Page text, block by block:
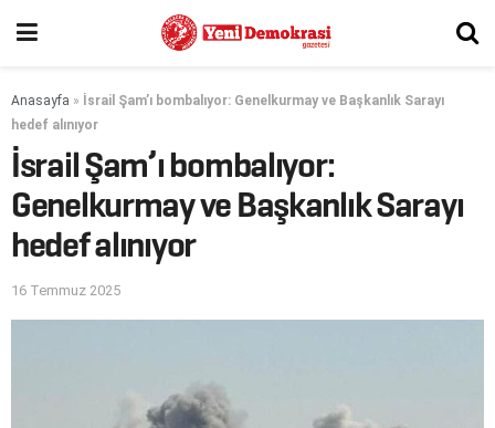
Anasayfa »
İsrail Şam’ı bombalıyor: Genelkurmay ve Başkanlık Sarayı
hedef alınıyor
İsrail Şam’ı bombalıyor:
Genelkurmay ve Başkanlık Sarayı
hedef alınıyor
16 Temmuz 2025